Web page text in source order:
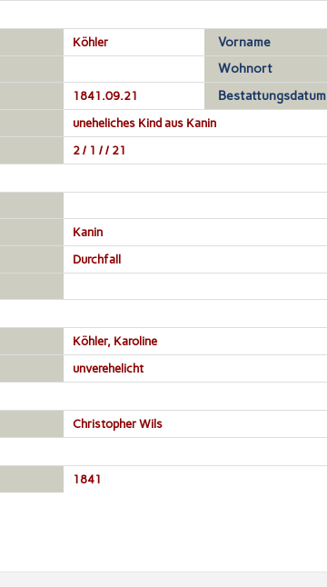
Köhler Vorname
Wohnort
1841.09.21 Bestattungsdatum
uneheliches Kind aus Kanin
2 / 1 / / 21
Kanin
Durchfall
Köhler, Karoline
unverehelicht
Christopher Wils
1841